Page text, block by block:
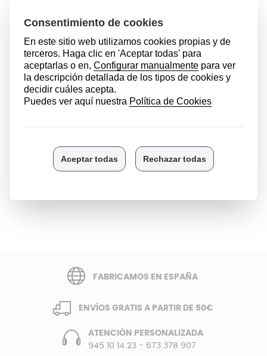
Los hornos son de los electrodomésticos más utilizados en
el hogar, en todas sus variedades: horno portátil, horno-
grill, etc. Permite cocinar de manera rápida, sin ensuciar
en exceso y con muy poco aceite. No se necesita una
sabrosas. En...
FABRICAMOS EN ESPAÑA
ENVÍOS GRATIS A PARTIR DE 50€
ATENCIÓN PERSONALIZADA
945 10 14 23- 673 378 907